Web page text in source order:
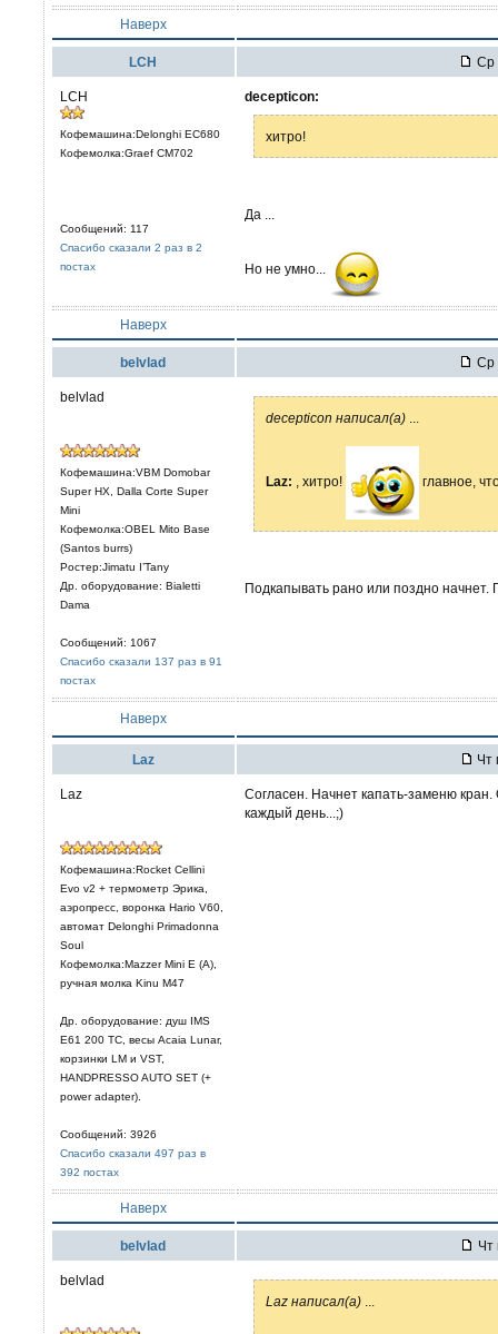
Наверх
LCH Ср
LCH
Кофемашина:Delonghi EC680
Кофемолка:Graef CM702
Сообщений: 117
Спасибо сказали 2 раз в 2
постах
decepticon:
хитро!
Да ...
Но не умно...
Наверх
belvlad Ср
belvlad
Кофемашина:VBM Domobar
Super HX, Dalla Corte Super
Mini
Кофемолка:OBEL Mito Base
(Santos burrs)
Ростер:Jimatu I’Tany
Др. оборудование: Bialetti
Dama
Сообщений: 1067
Спасибо сказали 137 раз в 91
постах
decepticon написал(а)
Laz: , хитро! главное,
Подкапывать рано или поздно начнет.
Наверх
Laz Чт
Laz
Кофемашина:Rocket Cellini
Evo v2 + термометр Эрика,
аэропресс, воронка Hario V60,
автомат Delonghi Primadonna
Soul
Кофемолка:Mazzer Mini E (A),
ручная молка Kinu M47
Др. оборудование: душ IMS
E61 200 TC, весы Acaia Lunar,
корзинки LM и VST,
HANDPRESSO AUTO SET (+
power adapter).
Сообщений: 3926
Спасибо сказали 497 раз в
392 постах
Согласен. Начнет капать-заменю
каждый день...;)
Наверх
belvlad Чт
belvlad
Laz написал(а)